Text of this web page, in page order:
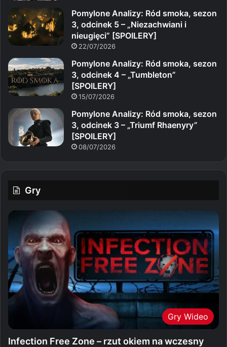
Pomylone Analizy: Ród smoka, sezon
3, odcinek 5 – „Niezachwiani i
nieugięci” [SPOILERY]
22/07/2026
Pomylone Analizy: Ród smoka, sezon
3, odcinek 4 – „Tumbleton”
[SPOILERY]
15/07/2026
Pomylone Analizy: Ród smoka, sezon
3, odcinek 3 – „Triumf Rhaenyry”
[SPOILERY]
08/07/2026
Gry
Gry Wideo
Infection Free Zone – rzut okiem na wczesny